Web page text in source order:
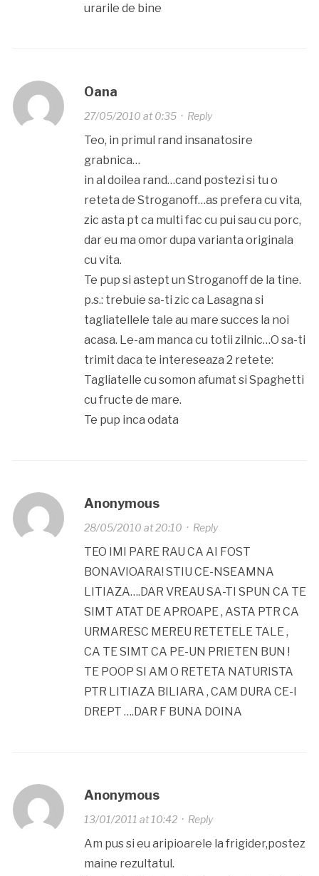
urarile de bine
Oana
27/05/2010 at 0:35· Reply
Teo, in primul rand insanatosire
grabnica…
in al doilea rand…cand postezi si tu o
reteta de Stroganoff…as prefera cu vita,
zic asta pt ca multi fac cu pui sau cu porc,
dar eu ma omor dupa varianta originala
cu vita.
Te pup si astept un Stroganoff de la tine.
p.s.: trebuie sa-ti zic ca Lasagna si
tagliatellele tale au mare succes la noi
acasa. Le-am manca cu totii zilnic…O sa-ti
trimit daca te intereseaza 2 retete:
Tagliatelle cu somon afumat si Spaghetti
cu fructe de mare.
Te pup inca odata
Anonymous
28/05/2010 at 20:10 · Reply
TEO IMI PARE RAU CA AI FOST
BONAVIOARA! STIU CE-NSEAMNA
LITIAZA….DAR VREAU SA-TI SPUN CA TE
SIMT ATAT DE APROAPE , ASTA PTR CA
URMARESC MEREU RETETELE TALE ,
CA TE SIMT CA PE-UN PRIETEN BUN !
TE POOP SI AM O RETETA NATURISTA
PTR LITIAZA BILIARA , CAM DURA CE-I
DREPT ….DAR F BUNA DOINA
Anonymous
13/01/2011 at 10:42· Reply
Am pus si eu aripioarele la frigider,postez
maine rezultatul.